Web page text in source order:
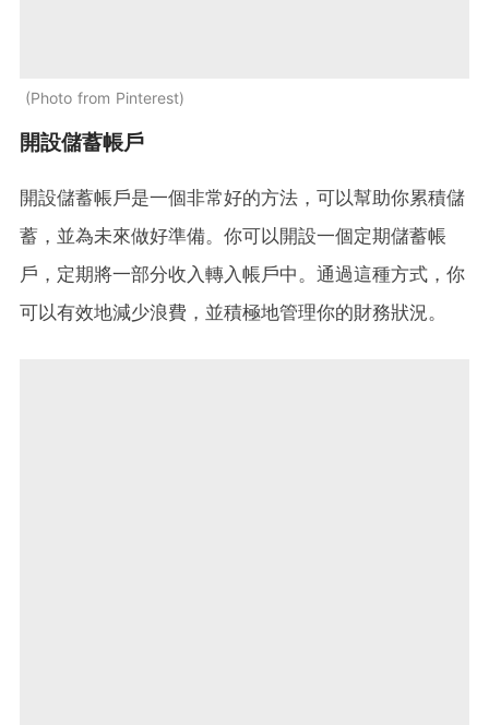
Photo from Pinterest
開設儲蓄帳戶
開設儲蓄帳戶是一個非常好的方法，可以幫助你累積儲
蓄，並為未來做好準備。你可以開設一個定期儲蓄帳
戶，定期將一部分收入轉入帳戶中。通過這種方式，你
可以有效地減少浪費，並積極地管理你的財務狀況。